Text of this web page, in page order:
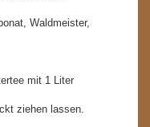
Waldmeister,
mit 1 Liter
ziehen lassen.